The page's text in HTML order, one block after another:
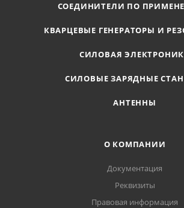
СОЕДИНИТЕЛИ ПО
КВАРЦЕВЫЕ ГЕНЕРАТОРЫ И
СИЛОВАЯ
СИЛОВЫЕ ЗАРЯДНЫЕ
АНТЕННЫ
О КОМПАНИИ
Документация
Реквизиты
Правовая информация